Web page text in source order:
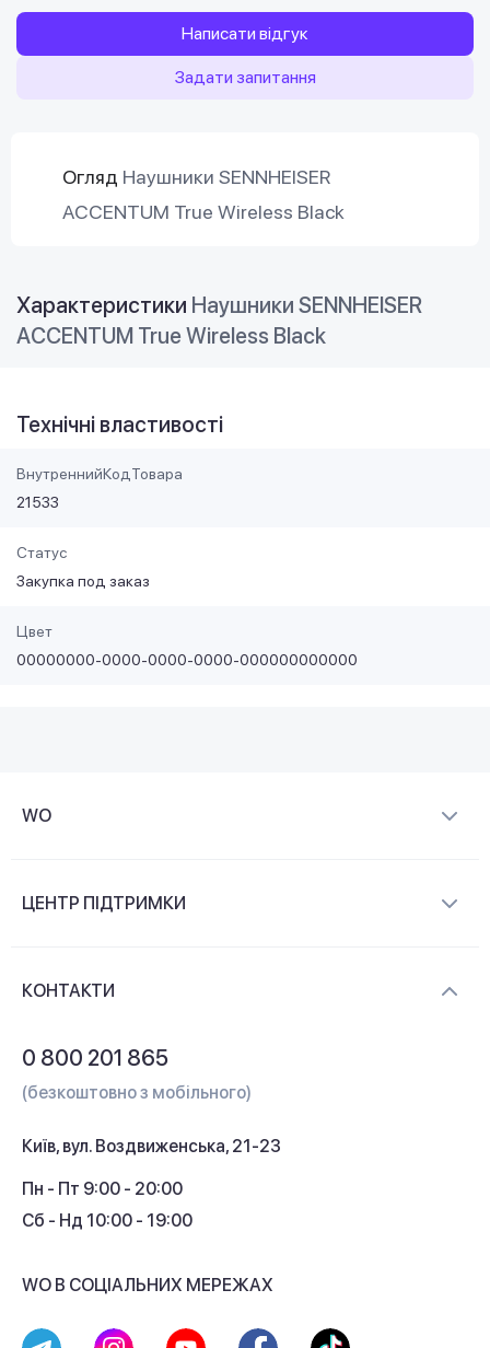
Написати відгук
Задати запитання
Огляд Наушники SENNHEISER
ACCENTUM True Wireless Black
Характеристики Наушники SENNHEISER
ACCENTUM True Wireless Black
Технічні властивості
ВнутреннийКодТовара
21533
Статус
Закупка под заказ
Цвет
00000000-0000-0000-0000-000000000000
WO
Контакти
ЦЕНТР ПІДТРИМКИ
Кешбек
КОНТАКТИ
0 800 201 865
(безкоштовно з мобільного)
Київ, вул. Воздвиженська, 21-23
Пн - Пт 9:00 - 20:00
Сб - Нд 10:00 - 19:00
WO В СОЦІАЛЬНИХ МЕРЕЖАХ